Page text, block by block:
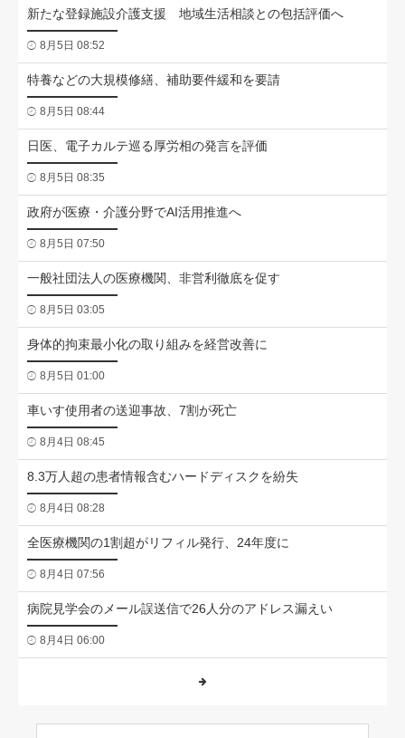
新たな登録施設介護支援 地域生活相談との包括評価へ
8月5日 08:52
特養などの大規模修繕、補助要件緩和を要請
8月5日 08:44
日医、電子カルテ巡る厚労相の発言を評価
8月5日 08:35
政府が医療・介護分野でAI活用推進へ
8月5日 07:50
一般社団法人の医療機関、非営利徹底を促す
8月5日 03:05
身体的拘束最小化の取り組みを経営改善に
8月5日 01:00
車いす使用者の送迎事故、7割が死亡
8月4日 08:45
8.3万人超の患者情報含むハードディスクを紛失
8月4日 08:28
全医療機関の1割超がリフィル発行、24年度に
8月4日 07:56
病院見学会のメール誤送信で26人分のアドレス漏えい
8月4日 06:00